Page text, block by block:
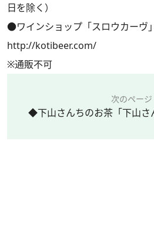
日を除く）
●ワインショップ「スロウカーヴ
http://kotibeer.com/
※通販不可
次のページ
◆下山さんちのお茶「下山さ